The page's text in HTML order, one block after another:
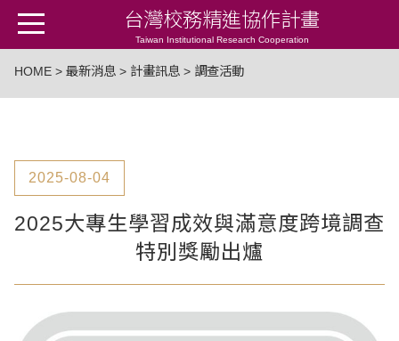
台灣校務精進協作計畫
Taiwan Institutional Research Cooperation
HOME > 最新消息 > 計畫訊息 > 調查活動
2025-08-04
2025大專生學習成效與滿意度跨境調查
特別獎勵出爐